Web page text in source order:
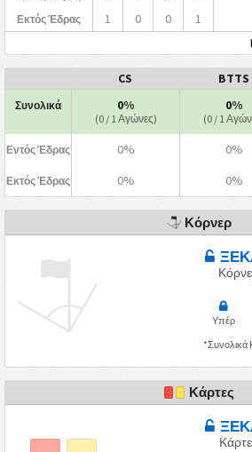
Εκτός Έδρας 1 0 0 1
CS BTTS
Συνολικά 0%
(0 / 1 Αγώνες)
0%
(0 / 1
Εντός Έδρας 0% 0%
Εκτός Έδρας 0% 0%
Κόρνερ
Υπέρ
Κάρτες